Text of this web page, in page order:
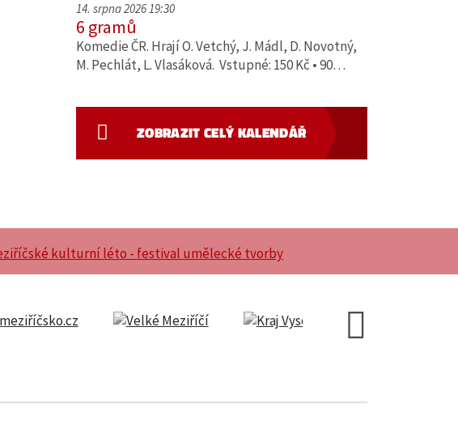
14. srpna 2026 19:30
6 gramů
Komedie ČR. Hrají O. Vetchý, J. Mádl, D. Novotný,
M. Pechlát, L. Vlasáková. Vstupné: 150 Kč • 90…
ZOBRAZIT CELÝ KALENDÁŘ